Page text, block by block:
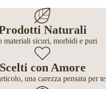
Naturali
materiali sicuri, morbidi e puri
Scelti con Amore
una carezza pensata per te